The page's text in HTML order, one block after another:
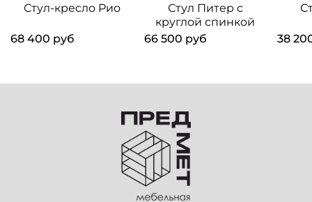
Стул-кресло Рио
68 400 руб
Стул Питер с
круглой спинкой
66 500 руб
38